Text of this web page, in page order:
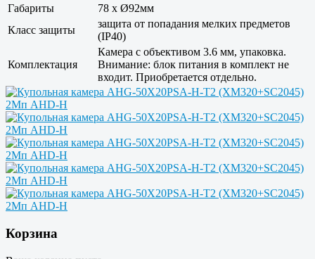
Габариты
78 x Ø92мм
Класс защиты
защита от попадания мелких предметов
(IP40)
Комплектация
Камера с объективом 3.6 мм, упаковка.
Внимание: блок питания в комплект не
входит. Приобретается отдельно.
Корзина